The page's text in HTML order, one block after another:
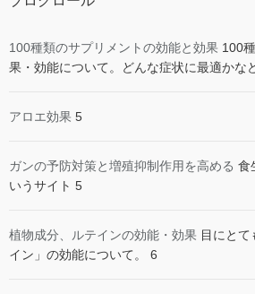
100種類のサプリメントの効能と効果 100
果・効能について。どんな症状に最適かな
アロエ効果 5
ガンの予防対策と増殖抑制作用を高める 食
いうサイト 5
植物成分、ルテインの効能・効果 目にとて
イン」の効能について。 6